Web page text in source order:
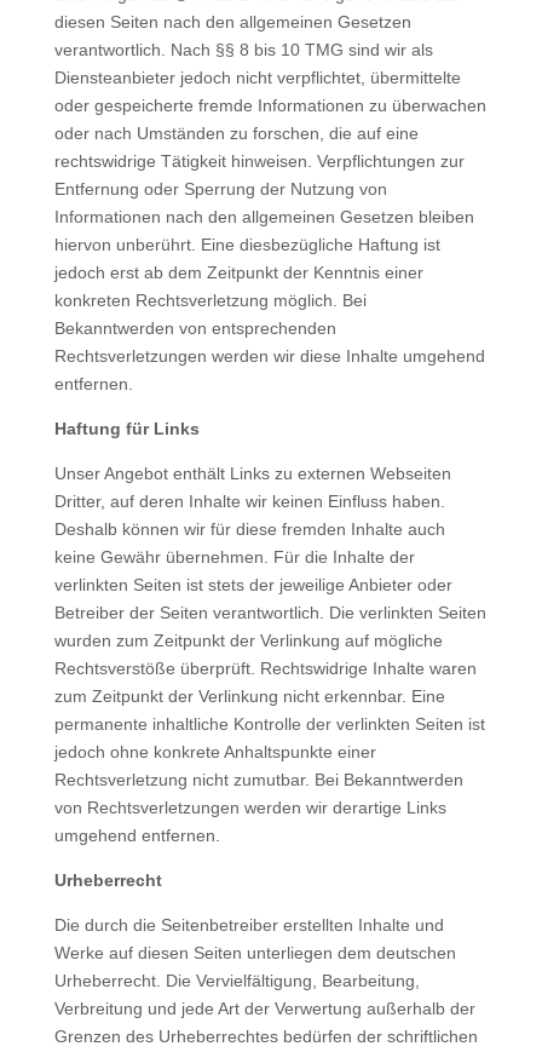
diesen Seiten nach den allgemeinen Gesetzen
verantwortlich. Nach §§ 8 bis 10 TMG sind wir als
Diensteanbieter jedoch nicht verpflichtet, übermittelte
oder gespeicherte fremde Informationen zu überwachen
oder nach Umständen zu forschen, die auf eine
rechtswidrige Tätigkeit hinweisen. Verpflichtungen zur
Entfernung oder Sperrung der Nutzung von
Informationen nach den allgemeinen Gesetzen bleiben
hiervon unberührt. Eine diesbezügliche Haftung ist
jedoch erst ab dem Zeitpunkt der Kenntnis einer
konkreten Rechtsverletzung möglich. Bei
Bekanntwerden von entsprechenden
Rechtsverletzungen werden wir diese Inhalte umgehend
entfernen.
Haftung für Links
Unser Angebot enthält Links zu externen Webseiten
Dritter, auf deren Inhalte wir keinen Einfluss haben.
Deshalb können wir für diese fremden Inhalte auch
keine Gewähr übernehmen. Für die Inhalte der
verlinkten Seiten ist stets der jeweilige Anbieter oder
Betreiber der Seiten verantwortlich. Die verlinkten Seiten
wurden zum Zeitpunkt der Verlinkung auf mögliche
Rechtsverstöße überprüft. Rechtswidrige Inhalte waren
zum Zeitpunkt der Verlinkung nicht erkennbar. Eine
permanente inhaltliche Kontrolle der verlinkten Seiten ist
jedoch ohne konkrete Anhaltspunkte einer
Rechtsverletzung nicht zumutbar. Bei Bekanntwerden
von Rechtsverletzungen werden wir derartige Links
umgehend entfernen.
Urheberrecht
Die durch die Seitenbetreiber erstellten Inhalte und
Werke auf diesen Seiten unterliegen dem deutschen
Urheberrecht. Die Vervielfältigung, Bearbeitung,
Verbreitung und jede Art der Verwertung außerhalb der
Grenzen des Urheberrechtes bedürfen der schriftlichen